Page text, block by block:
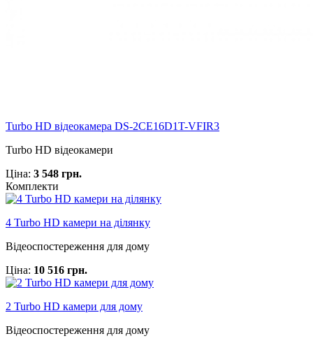
Turbo HD відеокамера DS-2CE16D1T-VFIR3
Turbo HD відеокамери
Ціна: 3 548 грн.
Комплекти
4 Turbo HD камери на ділянку
Відеоспостереження для дому
Ціна: 10 516 грн.
2 Turbo HD камери для дому
Відеоспостереження для дому